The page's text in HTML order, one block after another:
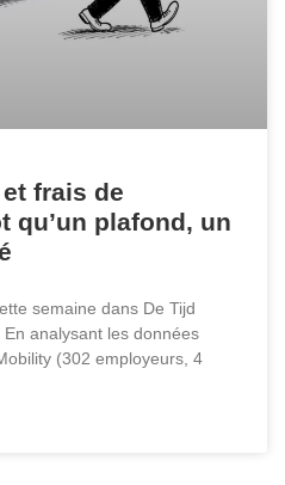
frais de
qu’un plafond, un
semaine dans De Tijd
analysant les données
(302 employeurs, 4